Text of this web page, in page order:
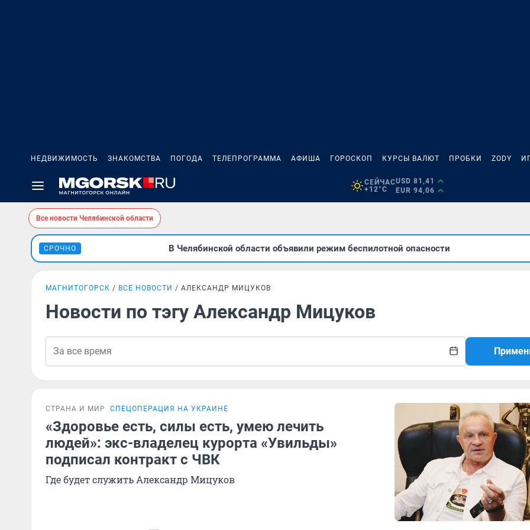
НЕДВИЖИМОСТЬ ЗНАКОМСТВА ПОГОДА ТЕЛЕПРОГРАММА АФИША ГОРОСКОП КУРСЫ ВАЛЮТ ПРОБКИ ZODY
СЕЙЧАС
+12°C
USD 81,41
EUR 94,06
Все новости Челябинской области
СРОЧНО В Челябинской области объявили режим беспилотной опасности
МАГНИТОГОРСК ВСЕ НОВОСТИ АЛЕКСАНДР МИЦУКОВ
Новости по тэгу Александр Мицуков
СТРАНА И МИР СПЕЦОПЕРАЦИЯ НА УКРАИНЕ
«Здоровье есть, силы есть, умею лечить
людей»: экс-владелец курорта «Увильды»
подписал контракт с ЧВК
Где будет служить Александр Мицуков